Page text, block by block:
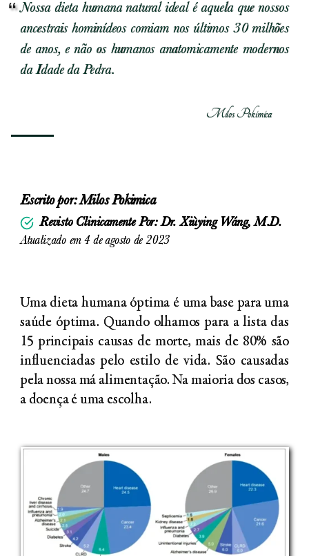
Nossa dieta humana natural ideal é aquela que nossos
ancestrais hominídeos comiam nos últimos 30 milhões
de anos, e não os humanos anatomicamente modernos
da Idade da Pedra.
Milos Pokimica
Escrito por:Milos Pokimica
Revisto Clinicamente Por: Dr. Xiùying Wáng, M.D.
Atualizado em 4 de agosto de 2023
Uma dieta humana óptima é uma base para uma
saúde óptima. Quando olhamos para a lista das
15 principais causas de morte, mais de 80% são
influenciadas pelo estilo de vida. São causadas
pela nossa má alimentação. Na maioria dos casos,
a doença é uma escolha.